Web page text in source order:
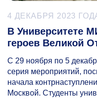
4 ДЕКАБРЯ 2023
В Университете
героев Великой
С 29 ноября по 5
серия мероприятий,
начала
Москвой. Студенты